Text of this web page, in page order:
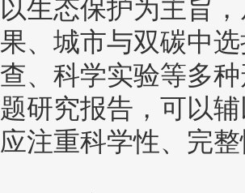
以生态保护为主旨
果、城市与双碳中
查、科学实验等多
题研究报告，可以
应注重科学性、完